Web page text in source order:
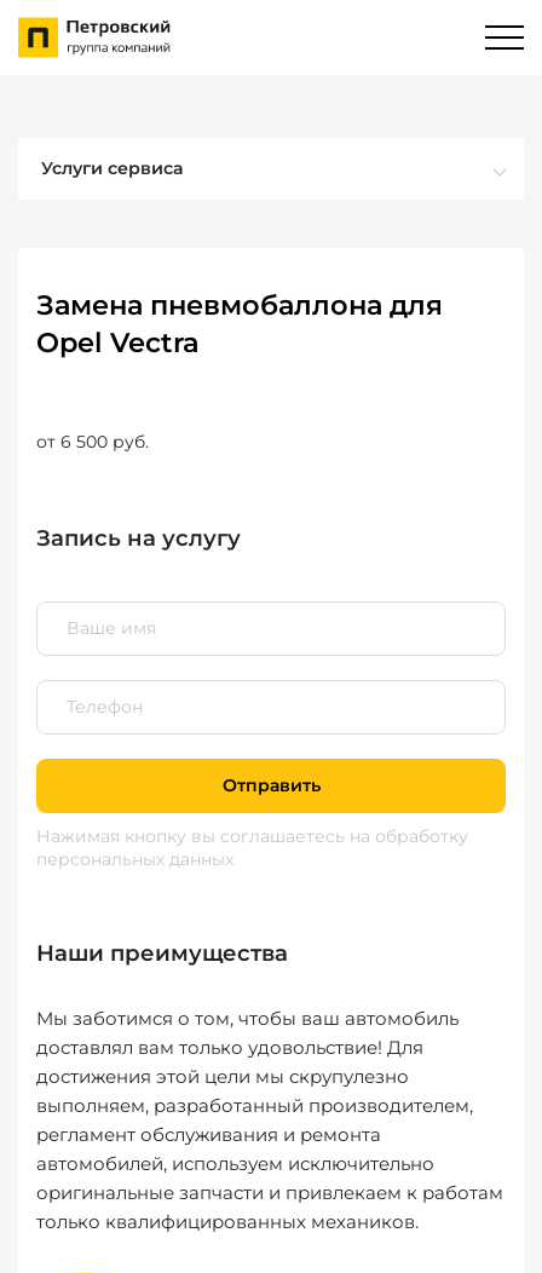
Услуги сервиса
Замена пневмобаллона для
Opel Vectra
от 6 500 руб.
Запись на услугу
Отправить
Нажимая кнопку вы соглашаетесь на обработку
персональных данных
Наши преимущества
Мы заботимся о том, чтобы ваш автомобиль
доставлял вам только удовольствие! Для
достижения этой цели мы скрупулезно
выполняем, разработанный производителем,
регламент обслуживания и ремонта
автомобилей, используем исключительно
оригинальные запчасти и привлекаем к работам
только квалифицированных механиков.